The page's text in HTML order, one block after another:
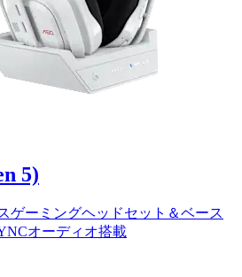
5)
ゲーミングヘッドセット＆ベース
オーディオ搭載